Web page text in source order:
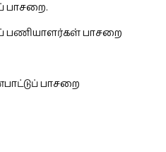
பாசறை.
பணியாளர்கள் பாசறை
பாசறை